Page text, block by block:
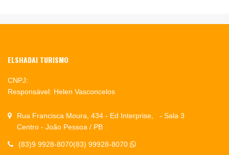
ELSHADAI TURISMO
CNPJ:
Responsável: Helen Vasconcelos
Rua Francisca Moura, 434 - Ed Interprise, - Sala 3
Centro - João Pessoa / PB
(83)9 9928-8070(83) 99928-8070